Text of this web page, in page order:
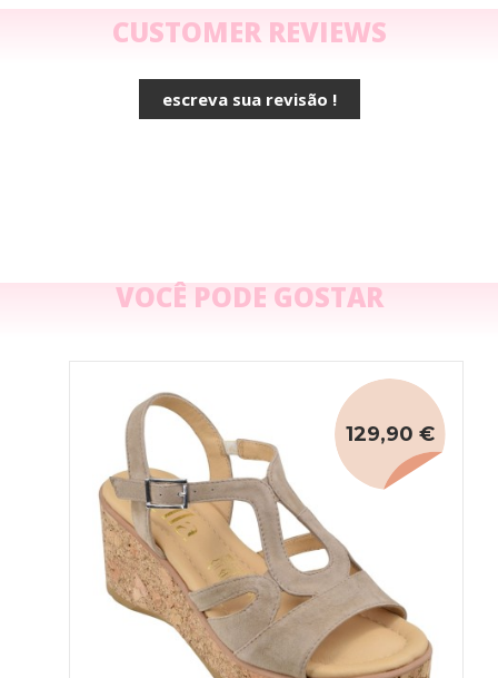
CUSTOMER REVIEWS
escreva sua revisão !
VOCÊ PODE GOSTAR
129,90 €